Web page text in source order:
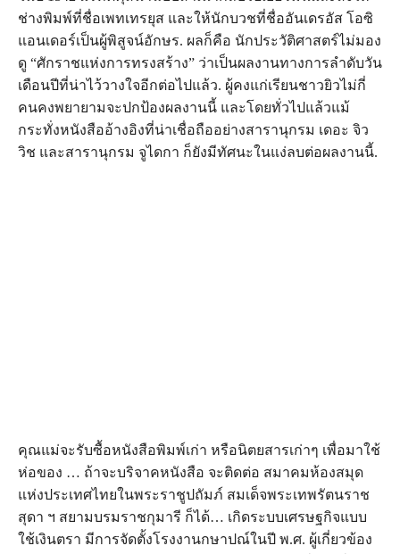
ช่าง​พิมพ์​ที่​ชื่อ​เพทเทรยุส และ​ให้​นัก​บวช​ที่​ชื่อ​อันเดรอัส โอซิ
แอนเดอร์​เป็น​ผู้​พิสูจน์​อักษร. ผล​ก็​คือ นัก​ประวัติศาสตร์​ไม่​มอง​
ดู “ศักราช​แห่ง​การ​ทรง​สร้าง” ว่า​เป็น​ผล​งาน​ทาง​การ​ลำดับ​วัน​
เดือน​ปี​ที่​น่า​ไว้​วางใจ​อีก​ต่อ​ไป​แล้ว. ผู้​คง​แก่​เรียน​ชาว​ยิว​ไม่​กี่​
คน​คง​พยายาม​จะ​ปก​ป้อง​ผล​งาน​นี้ และ​โดย​ทั่ว​ไป​แล้ว​แม้​
กระทั่ง​หนังสือ​อ้างอิง​ที่​น่า​เชื่อถือ​อย่าง​สารานุกรม เดอะ จิว
วิช และ​สารานุกรม จูไดกา ก็​ยัง​มี​ทัศนะ​ใน​แง่​ลบ​ต่อ​ผล​งาน​นี้.
คุณแม่จะรับซื้อหนังสือพิมพ์เก่า หรือนิตยสารเก่าๆ เพื่อมาใช้
ห่อของ … ถ้าจะบริจาคหนังสือ จะติดต่อ สมาคมห้องสมุด
แห่งประเทศไทยในพระราชูปถัมภ์ สมเด็จพระเทพรัตนราช
สุดา ฯ สยามบรมราชกุมารี ก็ได้… เกิดระบบเศรษฐกิจแบบ
ใช้เงินตรา มีการจัดตั้งโรงงานกษาปณ์ในปี พ.ศ. ผู้เกี่ยวข้อง